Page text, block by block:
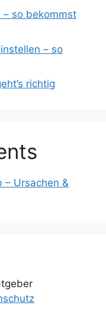
– so bekommst
– so
richtig
– Ursachen &